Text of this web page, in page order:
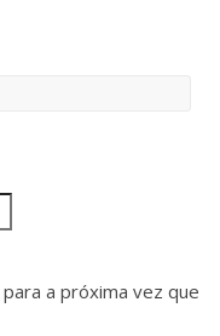
a próxima vez que